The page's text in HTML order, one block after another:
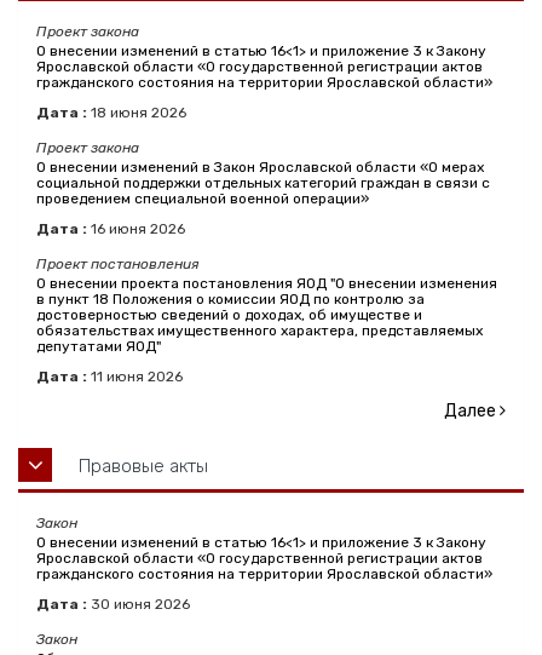
Проект закона
О внесении изменений в статью 16<1> и приложение 3 к Закону
Ярославской области «О государственной регистрации актов
гражданского состояния на территории Ярославской области»
Дата : 18 июня 2026
Проект закона
О внесении изменений в Закон Ярославской области «О мерах
социальной поддержки отдельных категорий граждан в связи с
проведением специальной военной операции»
Дата : 16 июня 2026
Проект постановления
О внесении проекта постановления ЯОД "О внесении изменения
в пункт 18 Положения о комиссии ЯОД по контролю за
достоверностью сведений о доходах, об имуществе и
обязательствах имущественного характера, представляемых
депутатами ЯОД"
Дата : 11 июня 2026
Далее
Правовые акты
Закон
О внесении изменений в статью 16<1> и приложение 3 к Закону
Ярославской области «О государственной регистрации актов
гражданского состояния на территории Ярославской области»
Дата : 30 июня 2026
Закон